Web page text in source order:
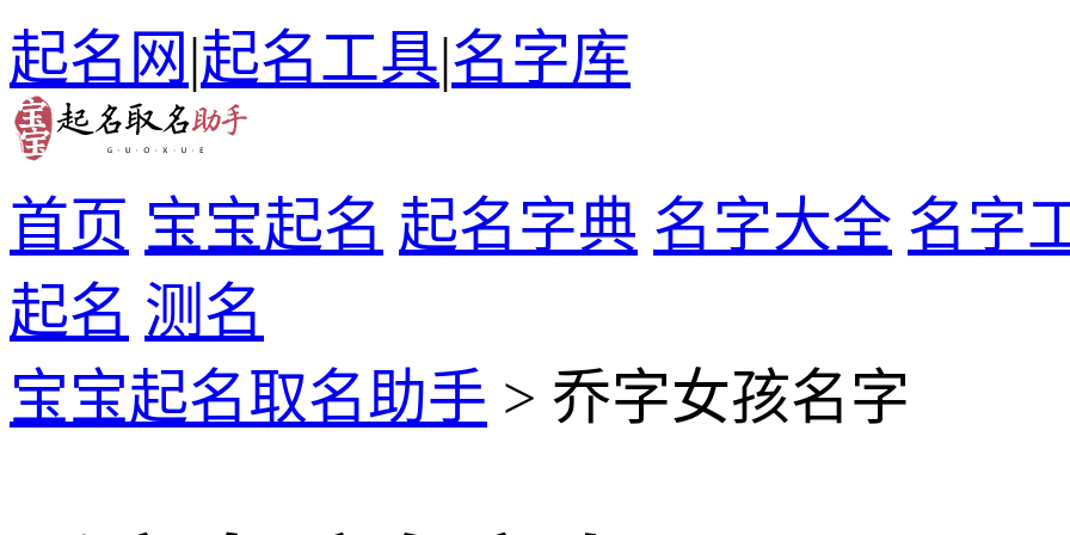
起名网|起名工具|名字库
首页 宝宝起名 起名字典 名字大全 名字
起名 测名
宝宝起名取名助手 > 乔字女孩名字